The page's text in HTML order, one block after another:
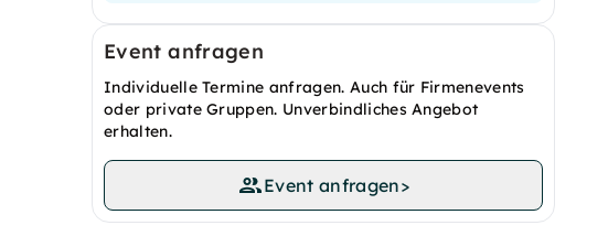
Event anfragen
Individuelle Termine anfragen. Auch für Firmenevents
oder private Gruppen. Unverbindliches Angebot
erhalten.
Event anfragen>